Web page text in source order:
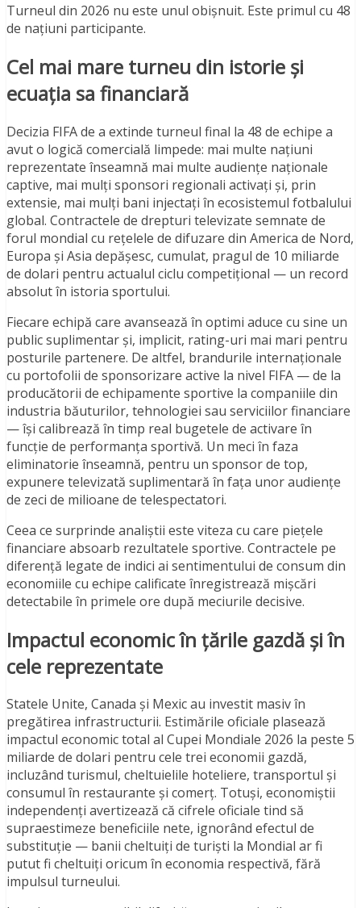
Turneul din 2026 nu este unul obișnuit. Este primul cu 48
de națiuni participante.
Cel mai mare turneu din istorie și
ecuația sa financiară
Decizia FIFA de a extinde turneul final la 48 de echipe a
avut o logică comercială limpede: mai multe națiuni
reprezentate înseamnă mai multe audiențe naționale
captive, mai mulți sponsori regionali activați și, prin
extensie, mai mulți bani injectați în ecosistemul fotbalului
global. Contractele de drepturi televizate semnate de
forul mondial cu rețelele de difuzare din America de Nord,
Europa și Asia depășesc, cumulat, pragul de 10 miliarde
de dolari pentru actualul ciclu competițional — un record
absolut în istoria sportului.
Fiecare echipă care avansează în optimi aduce cu sine un
public suplimentar și, implicit, rating-uri mai mari pentru
posturile partenere. De altfel, brandurile internaționale
cu portofolii de sponsorizare active la nivel FIFA — de la
producătorii de echipamente sportive la companiile din
industria băuturilor, tehnologiei sau serviciilor financiare
— își calibrează în timp real bugetele de activare în
funcție de performanța sportivă. Un meci în faza
eliminatorie înseamnă, pentru un sponsor de top,
expunere televizată suplimentară în fața unor audiențe
de zeci de milioane de telespectatori.
Ceea ce surprinde analiștii este viteza cu care piețele
financiare absoarb rezultatele sportive. Contractele pe
diferență legate de indici ai sentimentului de consum din
economiile cu echipe calificate înregistrează mișcări
detectabile în primele ore după meciurile decisive.
Impactul economic în țările gazdă și în
cele reprezentate
Statele Unite, Canada și Mexic au investit masiv în
pregătirea infrastructurii. Estimările oficiale plasează
impactul economic total al Cupei Mondiale 2026 la peste 5
miliarde de dolari pentru cele trei economii gazdă,
incluzând turismul, cheltuielile hoteliere, transportul și
consumul în restaurante și comerț. Totuși, economiștii
independenți avertizează că cifrele oficiale tind să
supraestimeze beneficiile nete, ignorând efectul de
substituție — banii cheltuiți de turiști la Mondial ar fi
putut fi cheltuiți oricum în economia respectivă, fără
impulsul turneului.